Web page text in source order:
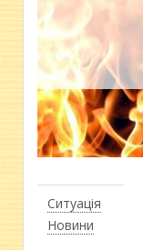
Ситуація
Новини